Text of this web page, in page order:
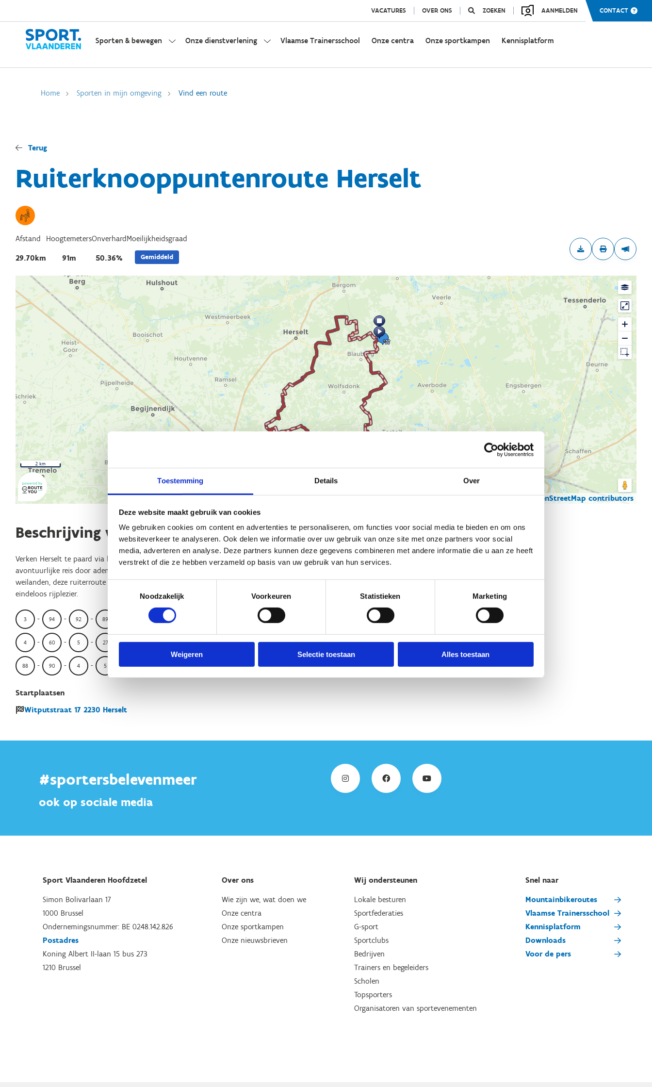
Toestemming Details Over
Deze website maakt gebruik van cookies
We gebruiken cookies om content en advertenties te personaliseren, om functies voor social media te bieden en om ons
websiteverkeer te analyseren. Ook delen we informatie over uw gebruik van onze site met onze partners voor social
media, adverteren en analyse. Deze partners kunnen deze gegevens combineren met andere informatie die u aan ze heeft
verstrekt of die ze hebben verzameld op basis van uw gebruik van hun services.
Noodzakelijk
Voorkeuren Statistieken Marketing
Weigeren Selectie toestaan Alles toestaan
VACATURES OVER ONS ZOEKEN AANMELDEN CONTACT
Sporten & bewegen Onze dienstverlening Vlaamse Trainersschool Onze centra Onze sportkampen Kennisplatform
Home Sporten in mijn omgeving Vind een route
Terug
Ruiterknooppuntenroute Herselt
Afstand
29.70km
Hoogtemeters
91m
Onverhard
50.36%
Moeilijkheidsgraad
Gemiddeld
© Thunderforest© OpenStreetMap contributors
2 km
Beschrijving van de route
Verken Herselt te paard via het knooppuntennetwerk en laat je meevoeren op een
avontuurlijke reis door adembenemende landschappen. Van dichte bossen tot glooiende
weilanden, deze ruiterroute biedt een perfecte balans tussen natuurlijke schoonheid en
eindeloos rijplezier.
3 - 94 - 92 - 89 - - 44
4 - 60 - 5 - 27 - 39 - 42 - 35 - 38 - 87 - 86 - 83 -
88 - 90 - 4 - 5 - 2 - 81 - 98 - 3
Startplaatsen
Witputstraat 17 2230 Herselt
#sportersbelevenmeer
ook op sociale media
Sport Vlaanderen Hoofdzetel
Simon Bolivarlaan 17
1000 Brussel
Ondernemingsnummer: BE 0248.142.826
Postadres
Koning Albert II-laan 15 bus 273
1210 Brussel
Over ons
Wie zijn we, wat doen we
Onze centra
Onze sportkampen
Onze nieuwsbrieven
Wij ondersteunen
Lokale besturen
Sportfederaties
G-sport
Sportclubs
Bedrijven
Trainers en begeleiders
Scholen
Topsporters
Organisatoren van sportevenementen
Snel naar
Mountainbikeroutes
Vlaamse Trainersschool
Kennisplatform
Downloads
Voor de pers